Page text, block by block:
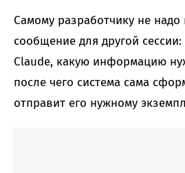
Самому разработчику не надо
сообщение для другой сессии:
Claude, какую информацию
после чего система сама
отправит его нужному